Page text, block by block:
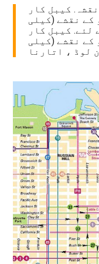
کیبل کار
کے نقشے (کیلی
لئے. کیبل کار
کے نقشے (کیلی